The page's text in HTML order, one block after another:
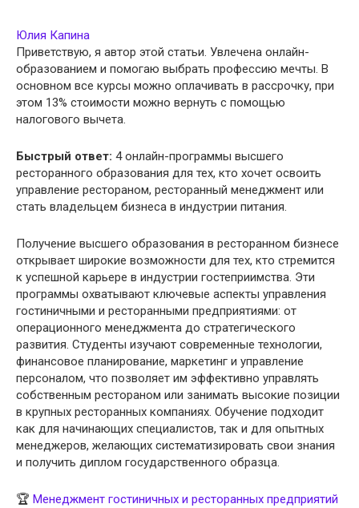
Юлия Капина
Приветствую, я автор этой статьи. Увлечена онлайн-
образованием и помогаю выбрать профессию мечты. В
основном все курсы можно оплачивать в рассрочку, при
этом 13% стоимости можно вернуть с помощью
налогового вычета.
Быстрый ответ: 4 онлайн-программы высшего
ресторанного образования для тех, кто хочет освоить
управление рестораном, ресторанный менеджмент или
стать владельцем бизнеса в индустрии питания.
Получение высшего образования в ресторанном бизнесе
открывает широкие возможности для тех, кто стремится
к успешной карьере в индустрии гостеприимства. Эти
программы охватывают ключевые аспекты управления
гостиничными и ресторанными предприятиями: от
операционного менеджмента до стратегического
развития. Студенты изучают современные технологии,
финансовое планирование, маркетинг и управление
персоналом, что позволяет им эффективно управлять
собственным рестораном или занимать высокие позиции
в крупных ресторанных компаниях. Обучение подходит
как для начинающих специалистов, так и для опытных
менеджеров, желающих систематизировать свои знания
и получить диплом государственного образца.
🏆 Менеджмент гостиничных и ресторанных предприятий